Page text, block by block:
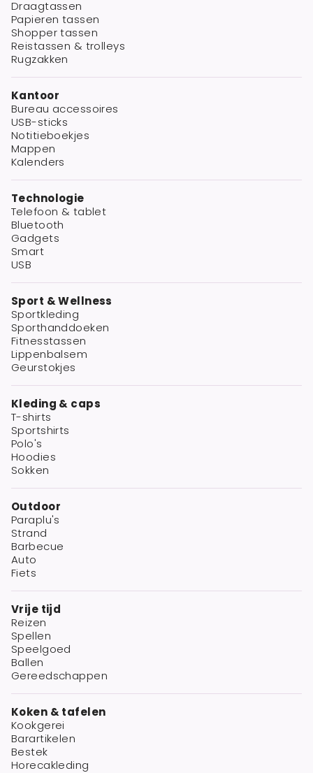
Draagtassen
Papieren tassen
Shopper tassen
Reistassen & trolleys
Rugzakken
Kantoor
Bureau accessoires
USB-sticks
Notitieboekjes
Mappen
Kalenders
Technologie
Telefoon & tablet
Bluetooth
Gadgets
Smart
USB
Sport & Wellness
Sportkleding
Sporthanddoeken
Fitnesstassen
Lippenbalsem
Geurstokjes
Kleding & caps
T-shirts
Sportshirts
Polo's
Hoodies
Sokken
Outdoor
Paraplu's
Strand
Barbecue
Auto
Fiets
Vrije tijd
Reizen
Spellen
Speelgoed
Ballen
Gereedschappen
Koken & tafelen
Kookgerei
Barartikelen
Bestek
Horecakleding